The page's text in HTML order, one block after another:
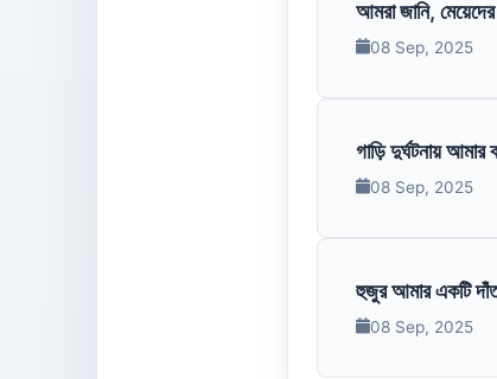
আমরা জানি,
08 Sep, 2025
গাড়ি দুর্ঘটনায়
08 Sep, 2025
হুজুর আমার একটি
08 Sep, 2025